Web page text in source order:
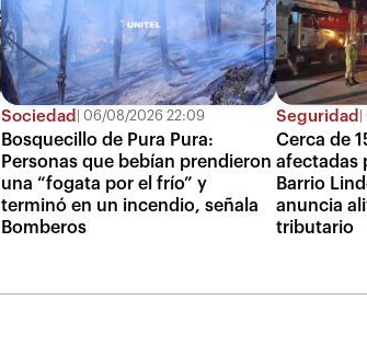
Sociedad 06/08/2026 22:09
Bosquecillo de Pura Pura:
Personas que bebían prendieron
una “fogata por el frío” y
terminó en un incendio, señala
Bomberos
Seguridad
Cerca de
afectadas
Barrio
anuncia
tributario